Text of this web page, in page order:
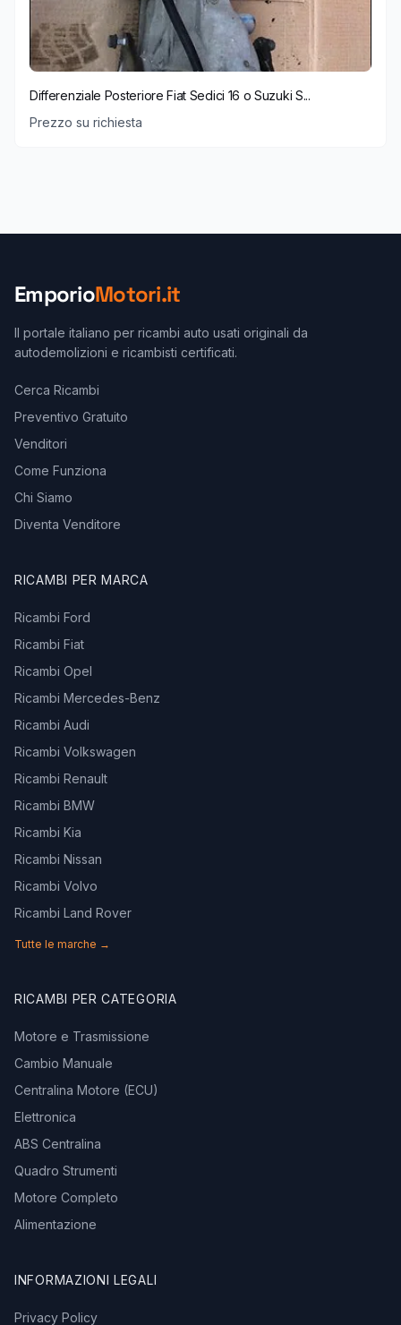
Differenziale Posteriore Fiat Sedici 16 o Suzuki S...
Prezzo su richiesta
EmporioMotori.it
Il portale italiano per ricambi auto usati originali da
autodemolizioni e ricambisti certificati.
Cerca Ricambi
Preventivo Gratuito
Venditori
Come Funziona
Chi Siamo
Diventa Venditore
RICAMBI PER MARCA
Ricambi Ford
Ricambi Fiat
Ricambi Opel
Ricambi Mercedes-Benz
Ricambi Audi
Ricambi Volkswagen
Ricambi Renault
Ricambi BMW
Ricambi Kia
Ricambi Nissan
Ricambi Volvo
Ricambi Land Rover
Tutte le marche →
RICAMBI PER CATEGORIA
Motore e Trasmissione
Cambio Manuale
Centralina Motore (ECU)
Elettronica
ABS Centralina
Quadro Strumenti
Motore Completo
Alimentazione
INFORMAZIONI LEGALI
Privacy Policy